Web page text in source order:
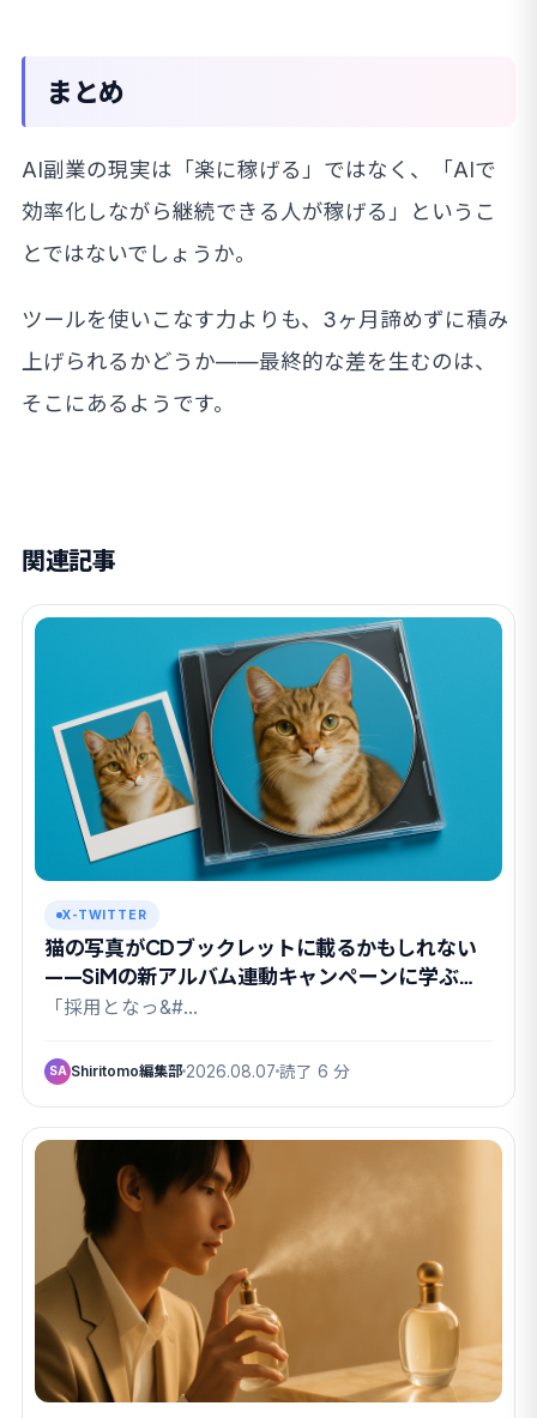
まとめ
AI副業の現実は「楽に稼げる」ではなく、「AIで
効率化しながら継続できる人が稼げる」というこ
とではないでしょうか。
ツールを使いこなす力よりも、3ヶ月諦めずに積み
上げられるかどうか——最終的な差を生むのは、
そこにあるようです。
関連記事
X-TWITTER
猫の写真がCDブックレットに載るかもしれない
——SiMの新アルバム連動キャンペーンに学ぶ
UGC設計
「採用となっ&#…
SA Shiritomo編集部 2026.08.07 読了 6 分